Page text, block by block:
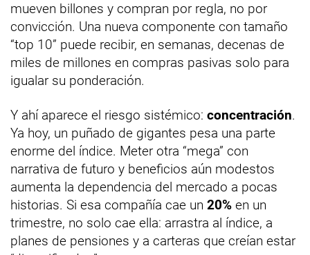
mueven billones y compran por regla, no por
convicción. Una nueva componente con tamaño
“top 10” puede recibir, en semanas, decenas de
miles de millones en compras pasivas solo para
igualar su ponderación.
Y ahí aparece el riesgo sistémico: concentración.
Ya hoy, un puñado de gigantes pesa una parte
enorme del índice. Meter otra “mega” con
narrativa de futuro y beneficios aún modestos
aumenta la dependencia del mercado a pocas
historias. Si esa compañía cae un 20% en un
trimestre, no solo cae ella: arrastra al índice, a
planes de pensiones y a carteras que creían estar